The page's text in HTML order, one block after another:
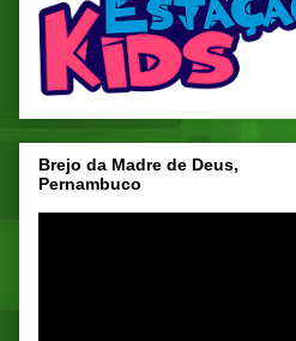
Brejo da Madre de Deus,
Pernambuco